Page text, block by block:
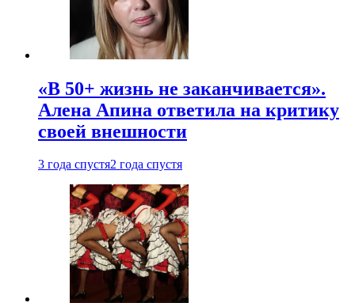
«В 50+ жизнь не заканчивается».
Алена Апина ответила на критику
своей внешности
3 года спустя2 года спустя